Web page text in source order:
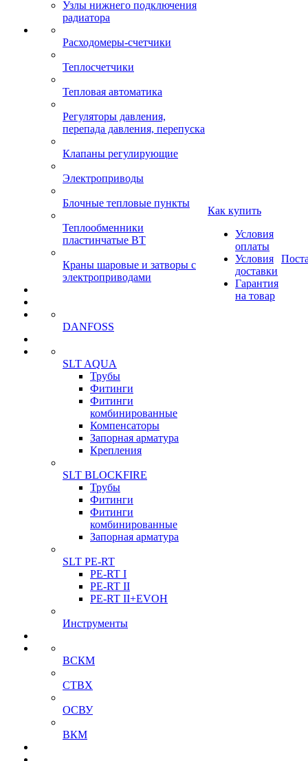
Узлы нижнего подключения
радиатора
Расходомеры-счетчики
Теплосчетчики
Тепловая автоматика
Регуляторы давления,
перепада давления, перепуска
Клапаны регулирующие
Электроприводы
Блочные тепловые пункты
Теплообменники
пластинчатые ВТ
Краны шаровые и затворы с
электроприводами
DANFOSS
SLT AQUA
Трубы
Фитинги
Фитинги
комбинированные
Компенсаторы
Запорная арматура
Крепления
SLT BLOCKFIRE
Трубы
Фитинги
Фитинги
комбинированные
Запорная арматура
SLT PE-RT
PE-RT I
PE-RT II
PE-RT II+EVOH
Инструменты
ВСКМ
СТВХ
ОСВУ
ВКМ
Как купить
Условия
оплаты
Условия
доставки
Гарантия
на товар